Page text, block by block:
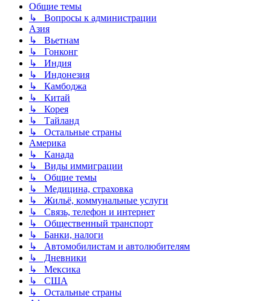
Общие темы
↳ Вопросы к администрации
Азия
↳ Вьетнам
↳ Гонконг
↳ Индия
↳ Индонезия
↳ Камбоджа
↳ Китай
↳ Корея
↳ Тайланд
↳ Остальные страны
Америка
↳ Канада
↳ Виды иммиграции
↳ Общие темы
↳ Медицина, страховка
↳ Жильё, коммунальные услуги
↳ Связь, телефон и интернет
↳ Общественный транспорт
↳ Банки, налоги
↳ Автомобилистам и автолюбителям
↳ Дневники
↳ Мексика
↳ США
↳ Остальные страны